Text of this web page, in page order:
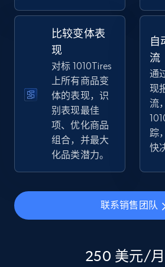
eBay - Gather data on
specified keywords
URL, Product id, Title, Seller
Seller reviews, Breadcrumbs,
more.
2.5K+ 358+
Seller reviews, Breadcrumbs,
more.
358+
比较变体表
现
对标 1010Tires
上所有商品变
体的表现，识
别表现最佳
项、优化商品
组合，并最大
化品类潜力。
自
流
通
现
流
踪
快
联系销售团队
250 美元/